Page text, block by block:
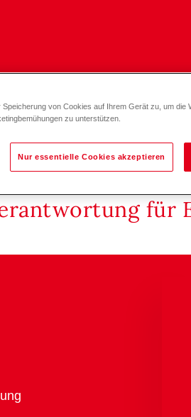
für
von Cookies auf Ihrem Gerät zu, um die
zu unterstützen.
Nur essentielle Cookies akzeptieren